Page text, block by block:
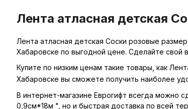
Лента атласная детская
Лента атласная детская Соски розовые
Хабаровске по выгодной цене. Сделайте свой
Купите по низким ценам такие товары, как
Хабаровске вы сможете получить наиболее
В интернет-магазине Еврогифт всегда можно
0,9см*18м ", но и быстрая доставка по всей